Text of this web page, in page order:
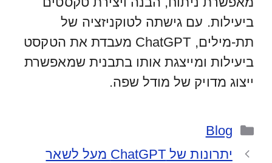
ביעילות. עם גישתה לטוקניזציה של
תת-מילים, ChatGPT מעבדת את הטקסט
ביעילות ומייצגת אותו בתבנית שמאפשרת
ייצוג מדויק של מודל שפה.
קטגוריות
Blog
יתרונות של ChatGPT מעל לשאר